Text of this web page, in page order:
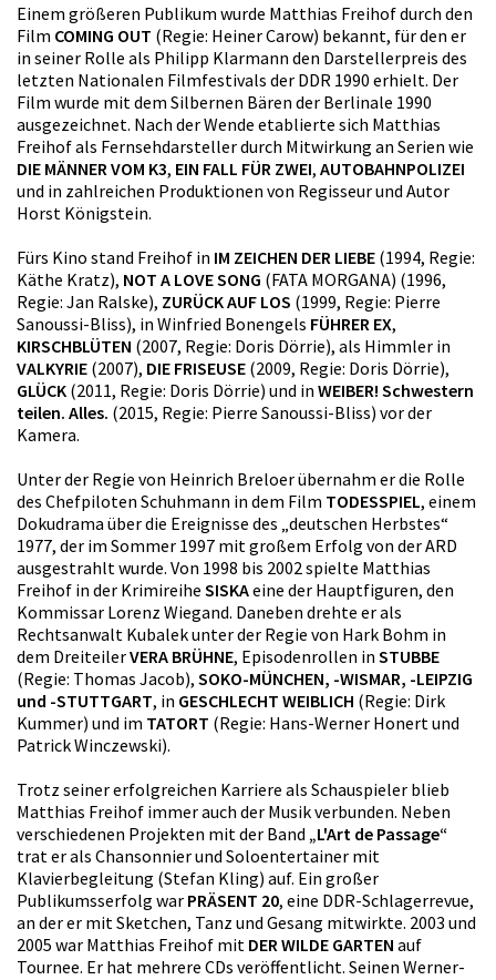
Einem größeren Publikum wurde Matthias Freihof durch den
Film COMING OUT (Regie: Heiner Carow) bekannt, für den er
in seiner Rolle als Philipp Klarmann den Darstellerpreis des
letzten Nationalen Filmfestivals der DDR 1990 erhielt. Der
Film wurde mit dem Silbernen Bären der Berlinale 1990
ausgezeichnet. Nach der Wende etablierte sich Matthias
Freihof als Fernsehdarsteller durch Mitwirkung an Serien wie
DIE MÄNNER VOM K3, EIN FALL FÜR ZWEI, AUTOBAHNPOLIZEI
und in zahlreichen Produktionen von Regisseur und Autor
Horst Königstein.
Fürs Kino stand Freihof in IM ZEICHEN DER LIEBE (1994, Regie:
Käthe Kratz), NOT A LOVE SONG (FATA MORGANA) (1996,
Regie: Jan Ralske), ZURÜCK AUF LOS (1999, Regie: Pierre
Sanoussi-Bliss), in Winfried Bonengels FÜHRER EX,
KIRSCHBLÜTEN (2007, Regie: Doris Dörrie), als Himmler in
VALKYRIE (2007), DIE FRISEUSE (2009, Regie: Doris Dörrie),
GLÜCK (2011, Regie: Doris Dörrie) und in WEIBER! Schwestern
teilen. Alles. (2015, Regie: Pierre Sanoussi-Bliss) vor der
Kamera.
Unter der Regie von Heinrich Breloer übernahm er die Rolle
des Chefpiloten Schuhmann in dem Film TODESSPIEL, einem
Dokudrama über die Ereignisse des „deutschen Herbstes“
1977, der im Sommer 1997 mit großem Erfolg von der ARD
ausgestrahlt wurde. Von 1998 bis 2002 spielte Matthias
Freihof in der Krimireihe SISKAeine der Hauptfiguren, den
Kommissar Lorenz Wiegand. Daneben drehte er als
Rechtsanwalt Kubalek unter der Regie von Hark Bohm in
dem DreiteilerVERA BRÜHNE, Episodenrollen in STUBBE
(Regie: Thomas Jacob), SOKO-MÜNCHEN, -WISMAR, -LEIPZIG
und -STUTTGART, in GESCHLECHT WEIBLICH (Regie: Dirk
Kummer) und im TATORT (Regie: Hans-Werner Honert und
Patrick Winczewski).
Trotz seiner erfolgreichen Karriere als Schauspieler blieb
Matthias Freihof immer auch der Musik verbunden. Neben
verschiedenen Projekten mit der Band „L'Art de Passage“
trat er als Chansonnier und Soloentertainer mit
Klavierbegleitung (Stefan Kling) auf. Ein großer
Publikumsserfolg war PRÄSENT 20, eine DDR-Schlagerrevue,
an der er mit Sketchen, Tanz und Gesang mitwirkte. 2003 und
2005 war Matthias Freihof mit DER WILDE GARTEN auf
Tournee. Er hat mehrere CDs veröffentlicht. Seinen Werner-